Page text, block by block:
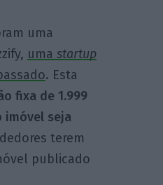
uma
uma startup
. Esta
fixa de 1.999
imóvel seja
terem
publicado